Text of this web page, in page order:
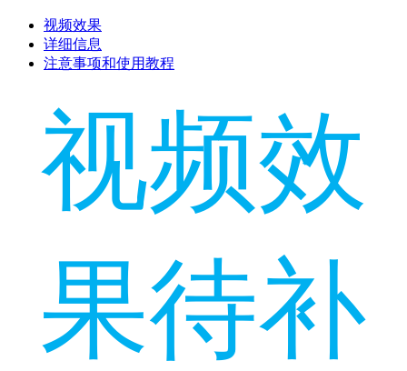
视频效果
详细信息
注意事项和使用教程
视频效
果待补